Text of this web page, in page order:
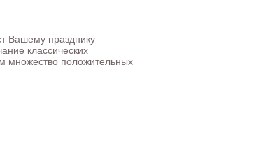
Вашему празднику
классических
множество положительных